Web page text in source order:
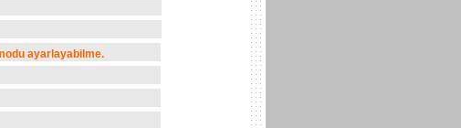
ayarlayabilme.